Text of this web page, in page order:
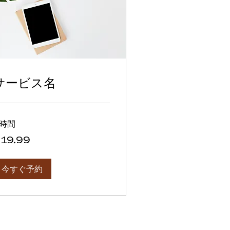
ービス名
間
19.99
今すぐ予約